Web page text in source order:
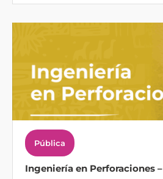
Pública
Ingeniería en Perforaciones